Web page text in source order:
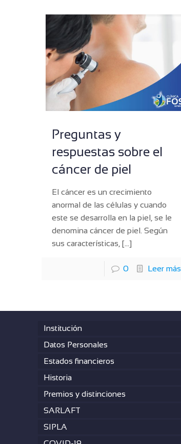
Preguntas y
respuestas sobre el
cáncer de piel
El cáncer es un crecimiento
anormal de las células y cuando
este se desarrolla en la piel, se le
denomina cáncer de piel. Según
sus características, […]
0 Leer más
Institución
Datos Personales
Estados financieros
Historia
Premios y distinciones
SARLAFT
SIPLA